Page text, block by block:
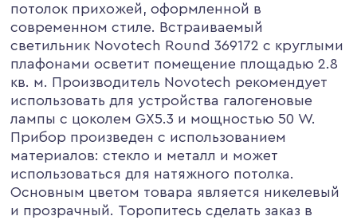
потолок прихожей, оформленной в
современном стиле. Встраиваемый
светильник Novotech Round 369172 с круглыми
плафонами осветит помещение площадью 2.8
кв. м. Производитель Novotech рекомендует
использовать для устройства галогеновые
лампы с цоколем GX5.3 и мощностью 50 W.
Прибор произведен с использованием
материалов: стекло и металл и может
использоваться для натяжного потолка.
Основным цветом товара является никелевый
и прозрачный. Торопитесь сделать заказ в